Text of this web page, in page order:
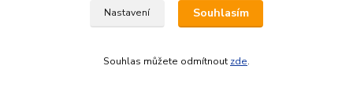
Nastavení Souhlasím
Souhlas můžete odmítnout zde.